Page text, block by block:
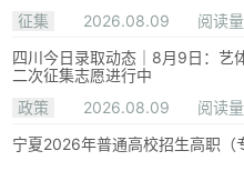
征集
2026.08.09
阅读
四川今日录取动态｜8月9日：艺
二次征集志愿进行中
政策
2026.08.09
阅读
宁夏2026年普通高校招生高职（